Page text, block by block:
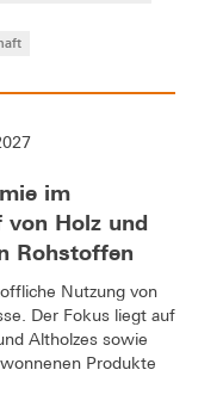
im
Holz und
Rohstoffen
Nutzung von
Der Fokus liegt auf
Altholzes sowie
Produkte